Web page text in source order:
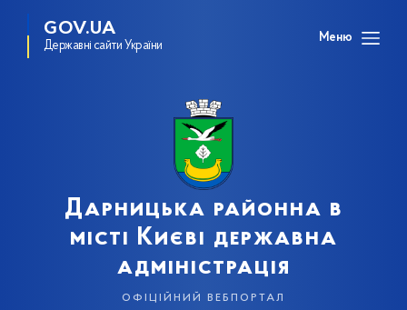
GOV.UA
Державні сайти України
Меню
Дарницька районна в
місті Києві державна
адміністрація
офіційний вебпортал